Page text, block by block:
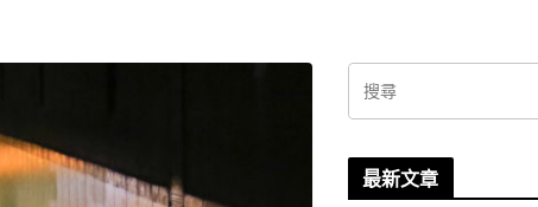
最新文章